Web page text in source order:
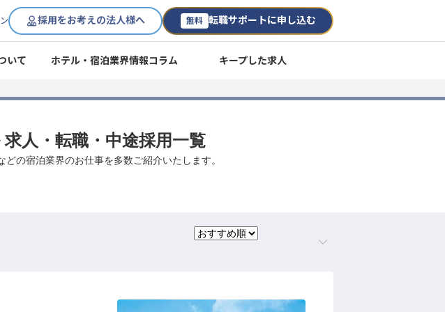
採用をお考えの法人様へ 無料 転職サポートに申し込む
いて ホテル・宿泊業界情報コラム キープした求人
人・転職・中途採用一覧
の宿泊業界のお仕事を多数ご紹介いたします。